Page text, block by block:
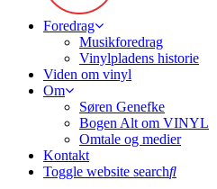
Foredrag
Musikforedrag
Vinylpladens historie
Viden om vinyl
Om
Søren Genefke
Bogen Alt om VINYL
Omtale og medier
Kontakt
Toggle website search